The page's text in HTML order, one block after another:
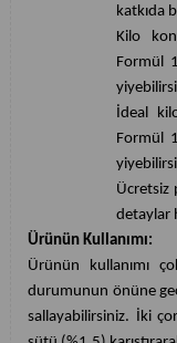
katkıda
Kilo
Formül
İdeal
Formül
Ücretsiz
detaylar
Ürünün Kullanımı:
Ürünün kullanımı
durumunun önüne
sallayabilirsiniz. İki